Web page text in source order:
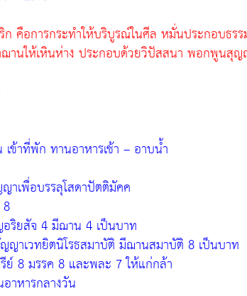
คือการกระทำให้บริบูรณ์ในศีล หมั่นประกอบธร
ฌานให้เหินห่าง ประกอบด้วยวิปัสสนา พอกพูนสุญ
ข้าที่พัก ทานอาหารเช้า – อาบน้ำ
าเพื่อบรรลุโสดาปัตติมัคค
ริยสัจ 4 มีฌาน 4 เป็นบาท
ญญาเวทยิตนิโรธสมาบัติ มีฌานสมาบัติ 8 เป็นบาท
ย์ 8 มรรค 8 และพละ 7 ให้แก่กล้า
าหารกลางวัน